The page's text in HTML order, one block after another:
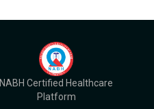
NABH Certified Healthcare
Platform